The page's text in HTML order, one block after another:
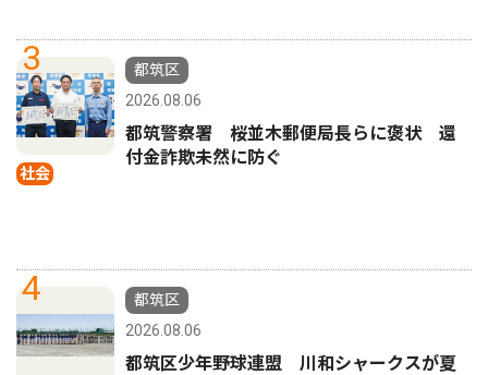
3
社会
都筑区
2026.08.06
都筑警察署 桜並木郵便局長らに褒状 還
付金詐欺未然に防ぐ
4
都筑区
2026.08.06
都筑区少年野球連盟 川和シャークスが夏